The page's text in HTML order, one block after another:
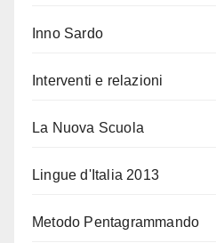
Inno Sardo
Interventi e relazioni
La Nuova Scuola
Lingue d'Italia 2013
Metodo Pentagrammando